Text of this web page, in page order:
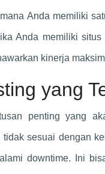
Anda memiliki
Anda memiliki
kinerja
yang
penting yang
sesuai dengan
downtime. Ini